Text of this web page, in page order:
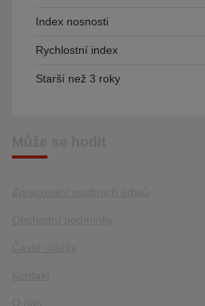
Index nosnosti
Rychlostní index
Starší než 3 roky